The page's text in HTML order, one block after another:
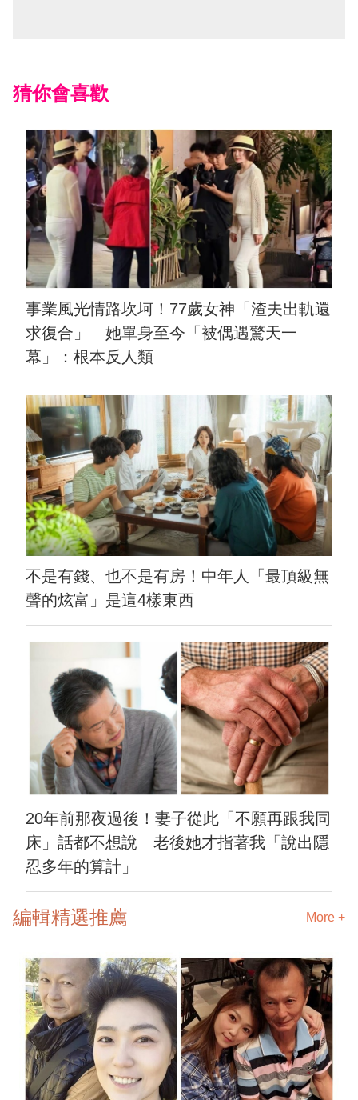
猜你會喜歡
事業風光情路坎坷！77歲女神「渣夫出軌還
求復合」 她單身至今「被偶遇驚天一
幕」：根本反人類
不是有錢、也不是有房！中年人「最頂級無
聲的炫富」是這4樣東西
20年前那夜過後！妻子從此「不願再跟我同
床」話都不想說 老後她才指著我「說出隱
忍多年的算計」
編輯精選推薦 More +